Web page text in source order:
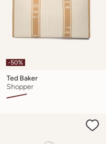
-50%
Ted Baker
Shopper